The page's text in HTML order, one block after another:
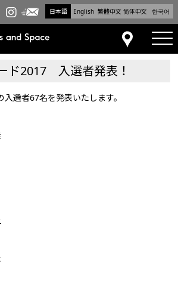
日本語 English 繁體中文 简体中文 한국어
キョーアーツアンド
ーキョーアーツアンド
トーキョーアーツア
メールニュース
アクセス
ド2017 入選者発表！
選者67名を発表いたします。